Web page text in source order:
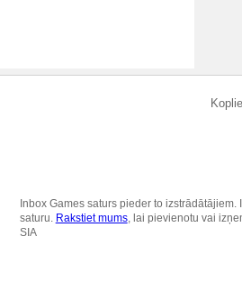
Inbox Games saturs pieder to
saturu. Rakstiet mums, lai pievienotu vai
SIA